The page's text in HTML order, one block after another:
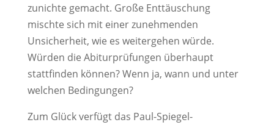
zunichte gemacht. Große Enttäuschung
mischte sich mit einer zunehmenden
Unsicherheit, wie es weitergehen würde.
Würden die Abiturprüfungen überhaupt
stattfinden können? Wenn ja, wann und unter
welchen Bedingungen?
Zum Glück verfügt das Paul-Spiegel-